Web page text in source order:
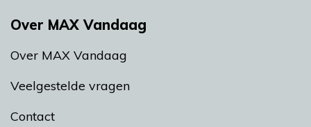
Over MAX Vandaag
Over MAX Vandaag
Veelgestelde vragen
Contact